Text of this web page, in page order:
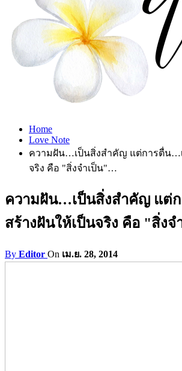
Home
Love Note
ความฝัน…เป็นสิ่งสำคัญ แต่การตื่น…
จริง คือ "สิ่งจำเป็น"…
ความฝัน…เป็นสิ่งสำคัญ แต่
สร้างฝันให้เป็นจริง คือ "สิ่ง
By Editor On เม.ย. 28, 2014